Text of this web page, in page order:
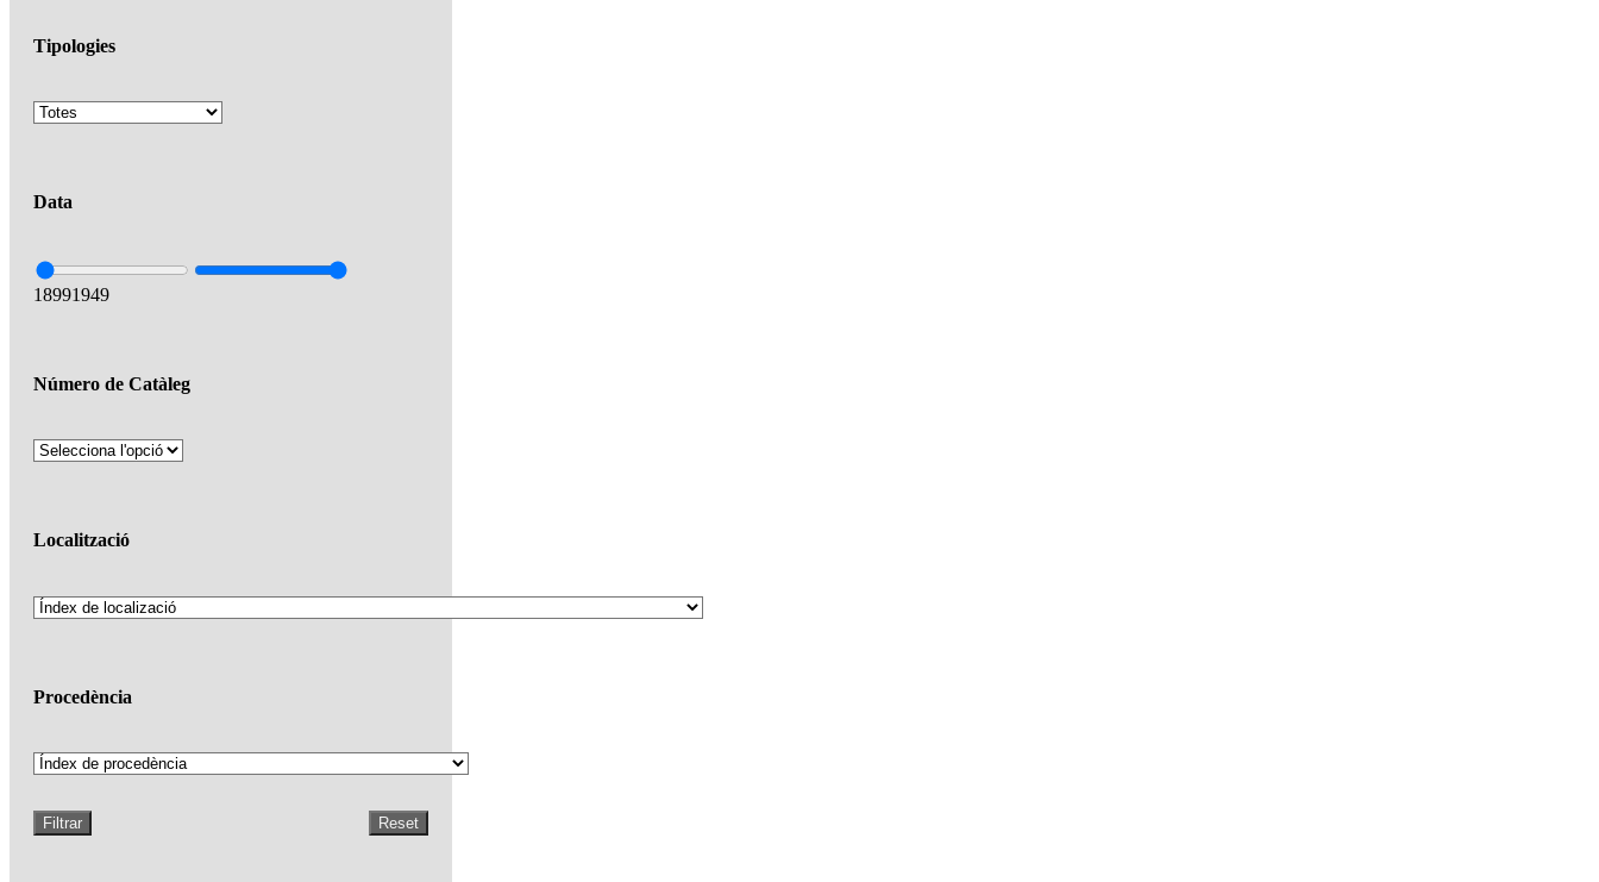
Tipologies
Data
18991949
Número de Catàleg
Localització
Procedència
Filtrar Reset